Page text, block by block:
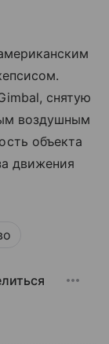
снятую
воздушным
объекта
движения